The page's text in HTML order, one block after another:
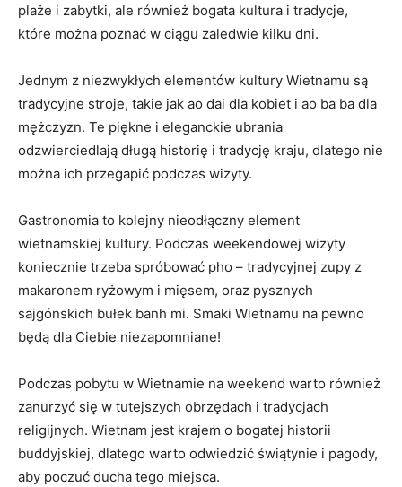
plaże i zabytki, ‍ale również bogata⁢ kultura i tradycje,
które ​można⁤ poznać w ciągu zaledwie kilku⁢ dni.
Jednym z niezwykłych elementów kultury Wietnamu są
tradycyjne stroje, takie jak ao dai dla kobiet⁣ i ao ba ba dla
⁤mężczyzn. Te piękne i⁤ eleganckie ​ubrania
odzwierciedlają długą historię ⁣i tradycję kraju, dlatego nie‍
można ich przegapić‌ podczas wizyty.
Gastronomia to kolejny nieodłączny element
wietnamskiej ​kultury.‌ Podczas weekendowej wizyty
koniecznie trzeba spróbować⁣ pho – tradycyjnej zupy z
makaronem ryżowym i mięsem, oraz pysznych
sajgónskich bułek banh mi. ⁤Smaki ‌Wietnamu na pewno
⁢będą ​dla Ciebie⁣ niezapomniane!
Podczas pobytu w Wietnamie na weekend warto również
zanurzyć się w tutejszych obrzędach i tradycjach
religijnych. Wietnam jest⁣ krajem ‌o ⁤bogatej historii
buddyjskiej, dlatego warto odwiedzić świątynie i pagody,‌
aby poczuć ⁢ducha tego miejsca.